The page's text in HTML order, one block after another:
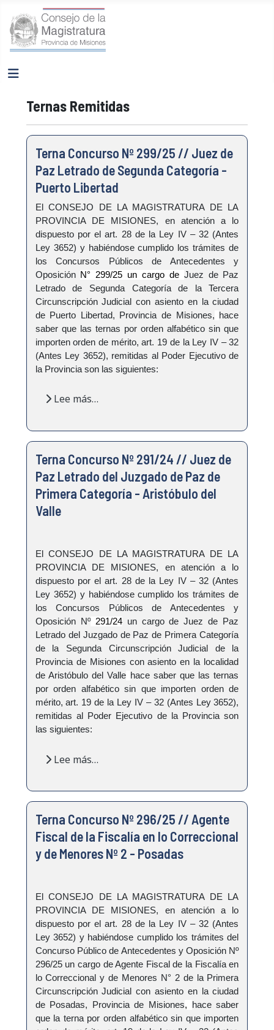
Ternas Remitidas
Terna Concurso Nº 299/25 // Juez de
Paz Letrado de Segunda Categoría -
Puerto Libertad
El CONSEJO DE LA MAGISTRATURA DE LA
PROVINCIA DE MISIONES, en atención a lo
dispuesto por el art. 28 de la Ley IV – 32 (Antes
Ley 3652) y habiéndose cumplido los trámites de
los Concursos Públicos de Antecedentes y
Oposición N° 299/25 un cargo de Juez de Paz
Letrado de Segunda Categoría de la Tercera
Circunscripción Judicial con asiento en la ciudad
de Puerto Libertad, Provincia de Misiones,
hace
saber que las ternas por orden alfabético sin que
importen orden de mérito, art. 19 de la Ley IV – 32
(Antes Ley 3652), remitidas al Poder Ejecutivo de
la Provincia son las siguientes:
Lee más…
Terna Concurso Nº 291/24 // Juez de
Paz Letrado del Juzgado de Paz de
Primera Categoría - Aristóbulo del
Valle
El CONSEJO DE LA MAGISTRATURA DE LA
PROVINCIA DE MISIONES, en atención a lo
dispuesto por el art. 28 de la Ley IV – 32 (Antes
Ley 3652) y habiéndose cumplido los trámites de
los Concursos Públicos de Antecedentes y
Oposición Nº291/24un cargo deJuez de Paz
Letrado del Juzgado de Paz de Primera Categoría
de la Segunda Circunscripción Judicial de la
Provincia de Misiones con asiento en la localidad
de Aristóbulo del Valle hace saber que las ternas
por orden alfabético sin que importen orden de
mérito, art. 19 de la Ley IV – 32 (Antes Ley 3652),
remitidas al Poder Ejecutivo de la Provincia son
las siguientes:
Lee más…
Terna Concurso Nº 296/25 // Agente
Fiscal de la Fiscalía en lo Correccional
y de Menores Nº 2 - Posadas
El CONSEJO DE LA MAGISTRATURA DE LA
PROVINCIA DE MISIONES, en atención a lo
dispuesto por el art. 28 de la Ley IV – 32 (Antes
Ley 3652) y habiéndose cumplido los trámites del
Concurso Público de Antecedentes y Oposición Nº
296/25 un cargo de Agente Fiscal de la Fiscalía en
lo Correccional y de Menores N° 2 de la Primera
Circunscripción Judicial con asiento en la ciudad
de Posadas, Provincia de Misiones,
hace saber
que la terna por orden alfabético sin que importen